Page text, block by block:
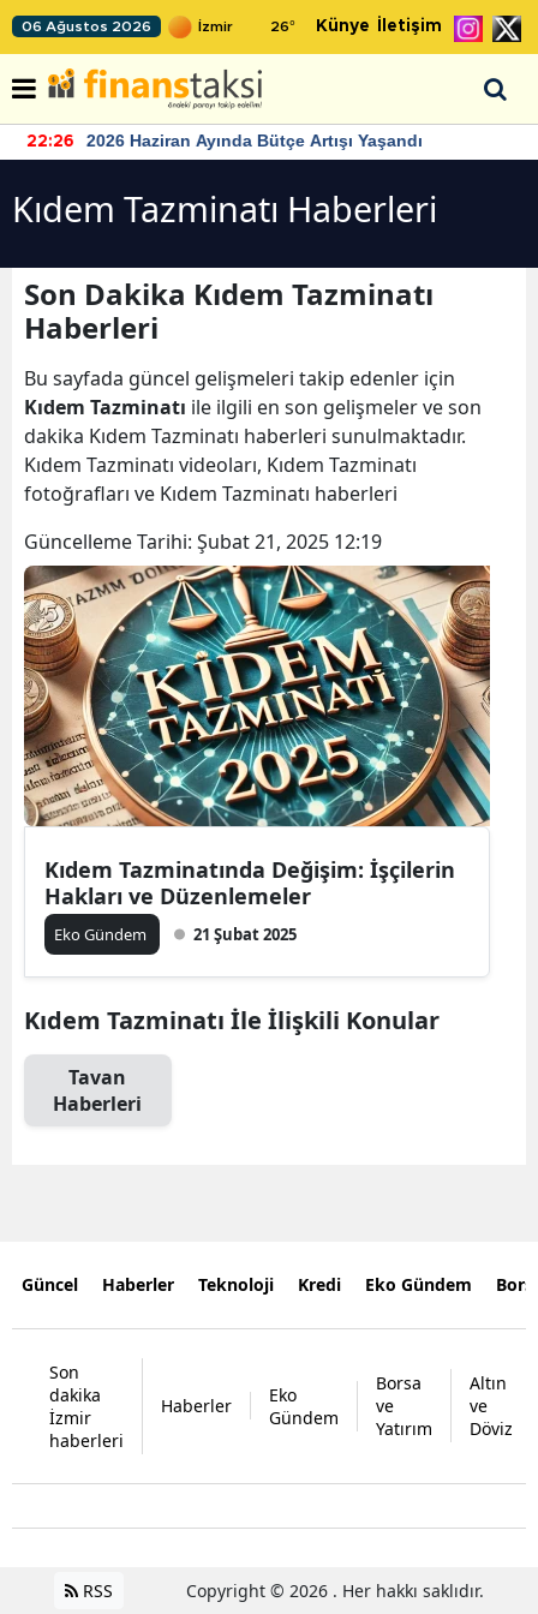
06 Ağustos 2026 26° Künye İletişim
22:26 2026 Haziran Ayında Bütçe Artışı Yaşandı
Kıdem Tazminatı Haberleri
Son Dakika Kıdem Tazminatı
Haberleri
Bu sayfada güncel gelişmeleri takip edenler için
Kıdem Tazminatı ile ilgili en son gelişmeler ve son
dakika Kıdem Tazminatı haberleri sunulmaktadır.
Kıdem Tazminatı videoları, Kıdem Tazminatı
fotoğrafları ve Kıdem Tazminatı haberleri
Güncelleme Tarihi: Şubat 21, 2025 12:19
Kıdem Tazminatında Değişim: İşçilerin
Hakları ve Düzenlemeler
Eko Gündem 21 Şubat 2025
Kıdem Tazminatı İle İlişkili Konular
Tavan
Haberleri
Güncel Haberler Teknoloji Kredi Eko Gündem
Son
dakika
İzmir
haberleri
Haberler
Eko
Gündem
Borsa
ve
Yatırım
Altın
ve
Döviz
RSS Copyright © 2026 . Her hakkı saklıdır.